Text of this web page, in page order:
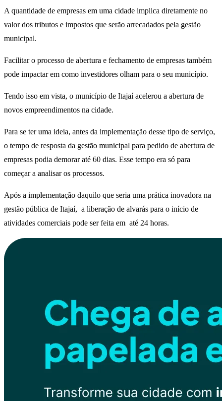
A quantidade de empresas em uma cidade implica diretamente no
valor dos tributos e impostos que serão arrecadados pela gestão
municipal.
Facilitar o processo de abertura e fechamento de empresas também
pode impactar em como investidores olham para o seu município.
Tendo isso em vista, o município de Itajaí acelerou a abertura de
novos empreendimentos na cidade.
Para se ter uma ideia, antes da implementação desse tipo de serviço,
o tempo de resposta da gestão municipal para pedido de abertura de
empresas podia demorar até 60 dias. Esse tempo era só para
começar a analisar os processos.
Após a implementação daquilo que seria uma prática inovadora na
gestão pública de Itajaí, a liberação de alvarás para o início de
atividades comerciais pode ser feita em até 24 horas.